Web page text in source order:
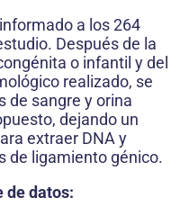
a los 264
Después de la
o infantil y del
realizado, se
de sangre y orina
dejando un
extraer DNA y
de ligamiento génico.
de datos: